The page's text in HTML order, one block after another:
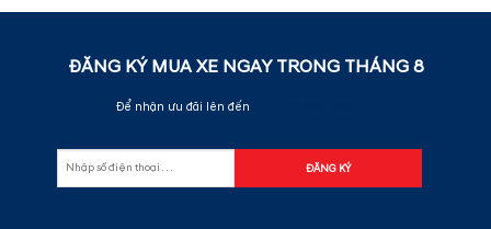
ĐĂNG KÝ MUA XE NGAY TRONG THÁNG 8
Để nhận ưu đãi lên đến